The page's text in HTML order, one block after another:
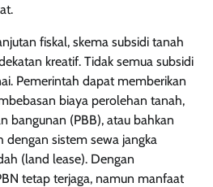
fiskal, skema subsidi tanah
kreatif. Tidak semua subsidi
Pemerintah dapat memberikan
biaya perolehan tanah,
bangunan (PBB), atau bahkan
dengan sistem sewa jangka
(land lease). Dengan
tetap terjaga, namun manfaat